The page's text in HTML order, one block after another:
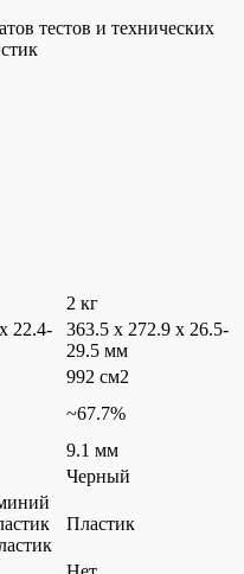
тестов и технических
2 кг
22.4-
363.5 x 272.9 x 26.5-
29.5 мм
992 см2
~67.7%
9.1 мм
Черный
Пластик